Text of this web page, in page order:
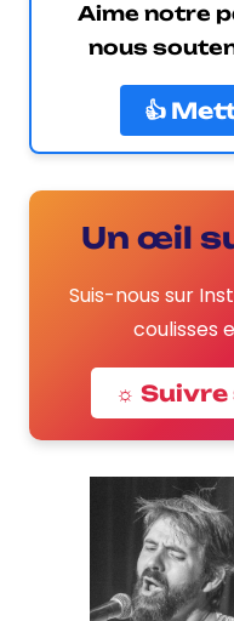
Aime notre
nous
👍
Un œil
Suis-nous sur
coulisses
☼